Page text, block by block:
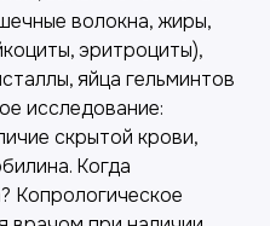
волокна, жиры,
эритроциты),
яйца гельминтов
исследование:
скрытой крови,
Когда
Копрологическое